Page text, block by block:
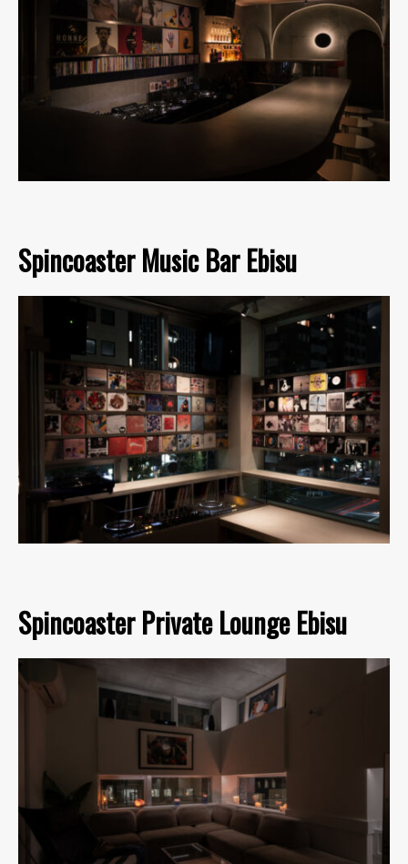
Spincoaster Music Bar Ebisu
Spincoaster Private Lounge Ebisu